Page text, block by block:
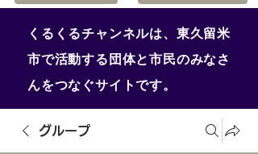
くるくるチャンネルは、東久留米
市で活動する団体と市民のみなさ
んをつなぐサイトです。
グループ